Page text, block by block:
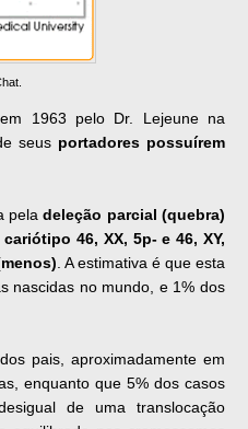
1963 pelo Dr. Lejeune na
seus portadores possuírem
peladeleção parcial (quebra)
cariótipo 46, XX, 5p- e 46, XY,
. A estimativa é que esta
nascidas no mundo, e 1% dos
pais, aproximadamente em
enquanto que 5% dos casos
de uma translocação